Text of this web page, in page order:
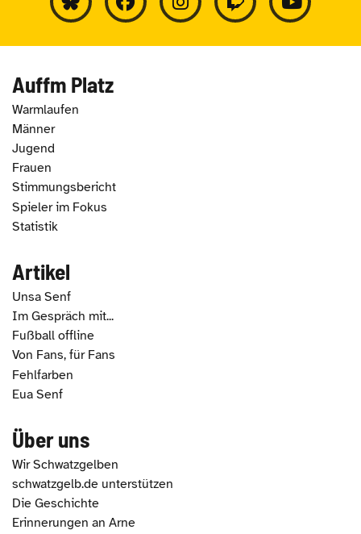
Auffm Platz
Warmlaufen
Männer
Jugend
Frauen
Stimmungsbericht
Spieler im Fokus
Statistik
Artikel
Unsa Senf
Im Gespräch mit...
Fußball offline
Von Fans, für Fans
Fehlfarben
Eua Senf
Über uns
Wir Schwatzgelben
schwatzgelb.de unterstützen
Die Geschichte
Erinnerungen an Arne